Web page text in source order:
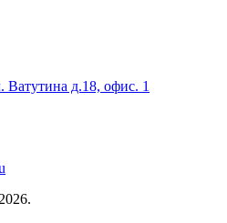
Ватутина д.18, офис. 1